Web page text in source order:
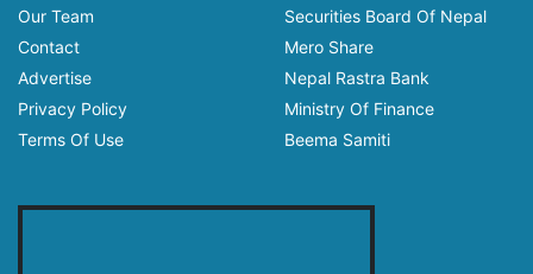
Our Team
Contact
Advertise
Privacy Policy
Terms Of Use
Securities Board Of Nepal
Mero Share
Nepal Rastra Bank
Ministry Of Finance
Beema Samiti